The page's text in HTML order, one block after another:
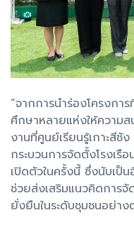
“จากการนำร่องโครงกา
ศึกษาหลายแห่งให้ความส
งานที่ศูนย์เรียนรู้เกาะสีชั
กระบวนการจัดตั้งโรงเรื
เปิดตัวในครั้งนี้ ซึ่งนับเป็
ช่วยส่งเสริมแนวคิดการจั
ยั่งยืนในระดับชุมชนอย่า